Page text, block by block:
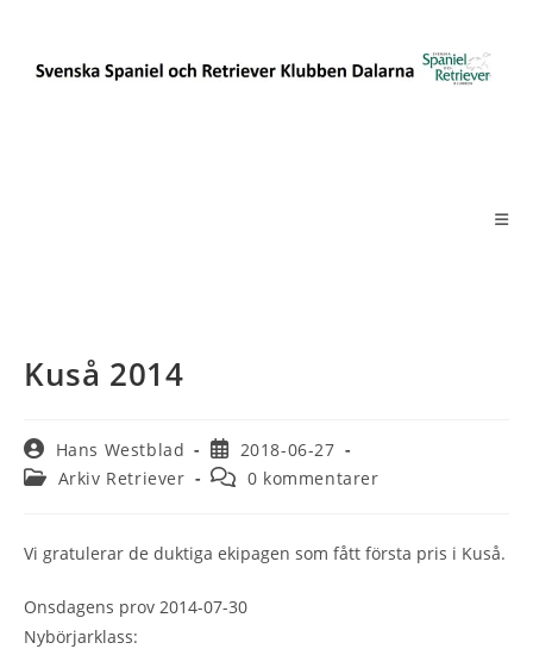
innehållet
Kuså 2014
Inläggsförfattare:
Hans Westblad
Inlägget
publicerat:
2018-06-27
Inläggskategori:
Arkiv Retriever
Kommentarer
0 kommentarer
Vi gratulerar de duktiga ekipagen som fått första pris i Kuså.
Onsdagens prov 2014-07-30
Nybörjarklass: